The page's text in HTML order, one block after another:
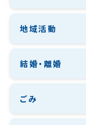
地域活動
結婚・離婚
ごみ